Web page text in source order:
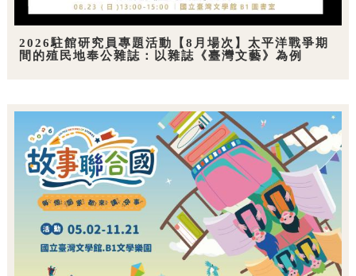
2026駐館研究員專題活動【8月場次】太平洋戰爭期
間的殖民地奉公雜誌：以雜誌《臺灣文藝》為例